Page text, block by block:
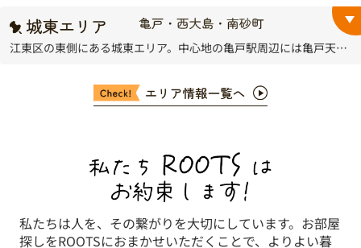
江東区の東側にある城東エリア。中心地の亀戸駅周辺には亀戸天神社や亀戸七福神の寺社などが点在し、各所で咲く藤や梅など季節の花々を楽しみながらの散策がおすすめです。
私たちは人を、その繋がりを大切にしています。お部屋
探しをROOTSにおまかせいただくことで、よりよい暮